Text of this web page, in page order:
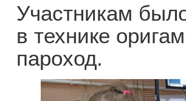
Участникам
в технике
пароход.